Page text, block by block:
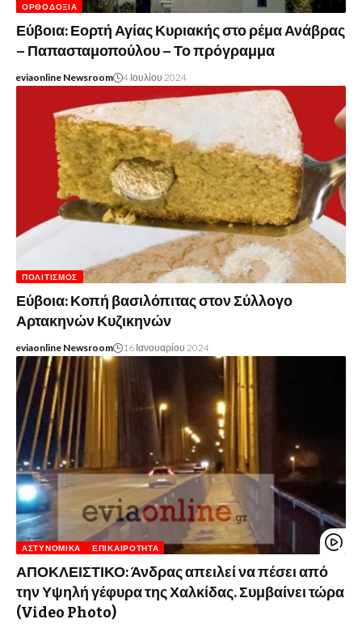
ΟΡΘΟΔΟΞΊΑ
Εύβοια: Εορτή Αγίας Κυριακής στο ρέμα Ανάβρας
– Παπασταμοπούλου – Το πρόγραμμα
eviaonline Newsroom 4 Ιουλίου 2024
ΠΟΛΙΤΙΣΜΌΣ
Εύβοια: Κοπή βασιλόπιτας στον Σύλλογο
Αρτακηνών Κυζικηνών
eviaonline Newsroom 16 Ιανουαρίου 2024
ΑΣΤΥΝΟΜΙΚΆ ΕΠΙΚΑΙΡΌΤΗΤΑ
ΑΠΟΚΛΕΙΣΤΙΚΟ: Άνδρας απειλεί να πέσει από
την Υψηλή γέφυρα της Χαλκίδας. Συμβαίνει τώρα
(Video Photo)